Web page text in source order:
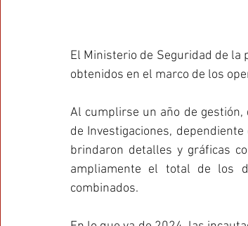
El Ministerio de Seguridad de
obtenidos en el marco de los
Al cumplirse un año de gestión,
de Investigaciones,
brindaron detalles y gráficas
ampliamente el total de los
combinados.